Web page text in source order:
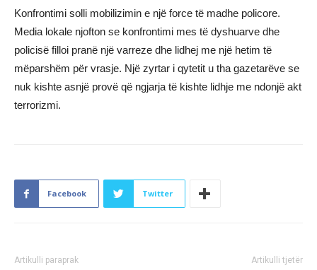
Konfrontimi solli mobilizimin e një force të madhe policore.
Media lokale njofton se konfrontimi mes të dyshuarve dhe
policisë filloi pranë një varreze dhe lidhej me një hetim të
mëparshëm për vrasje. Një zyrtar i qytetit u tha gazetarëve se
nuk kishte asnjë provë që ngjarja të kishte lidhje me ndonjë akt
terrorizmi.
Facebook Twitter
Artikulli paraprak Artikulli tjetër